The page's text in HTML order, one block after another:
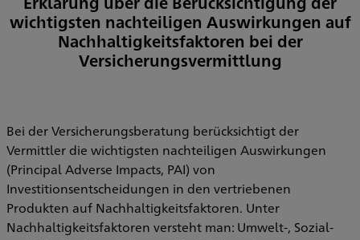
wichtigsten nachteiligen Auswirkungen auf
Nachhaltigkeitsfaktoren bei der
Versicherungsvermittlung
Bei der Versicherungsberatung berücksichtigt der
Vermittler die wichtigsten nachteiligen Auswirkungen
(Principal Adverse Impacts, PAI) von
Investitionsentscheidungen in den vertriebenen
Produkten auf Nachhaltigkeitsfaktoren. Unter
Nachhaltigkeitsfaktoren versteht man: Umwelt-, Sozial-